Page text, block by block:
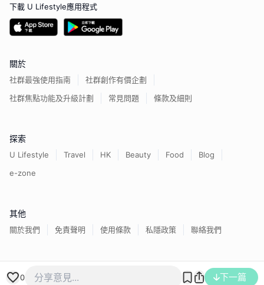
0 下一篇
下載 U Lifestyle應用程式
關於
社群最強使用指南
社群創作有價企劃
社群焦點功能及升級計劃
常見問題 條款及細則
探索
U Lifestyle Travel HK Beauty Food
Blog
e-zone
其他
關於我們 免責聲明 使用條款 私隱政策 聯絡我們
香港經濟日報版權所有©